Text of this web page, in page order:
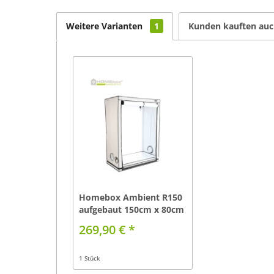
Weitere Varianten 1 Kunden kauften
Homebox Ambient R150
aufgebaut 150cm x 80cm
269,90 € *
1 Stück